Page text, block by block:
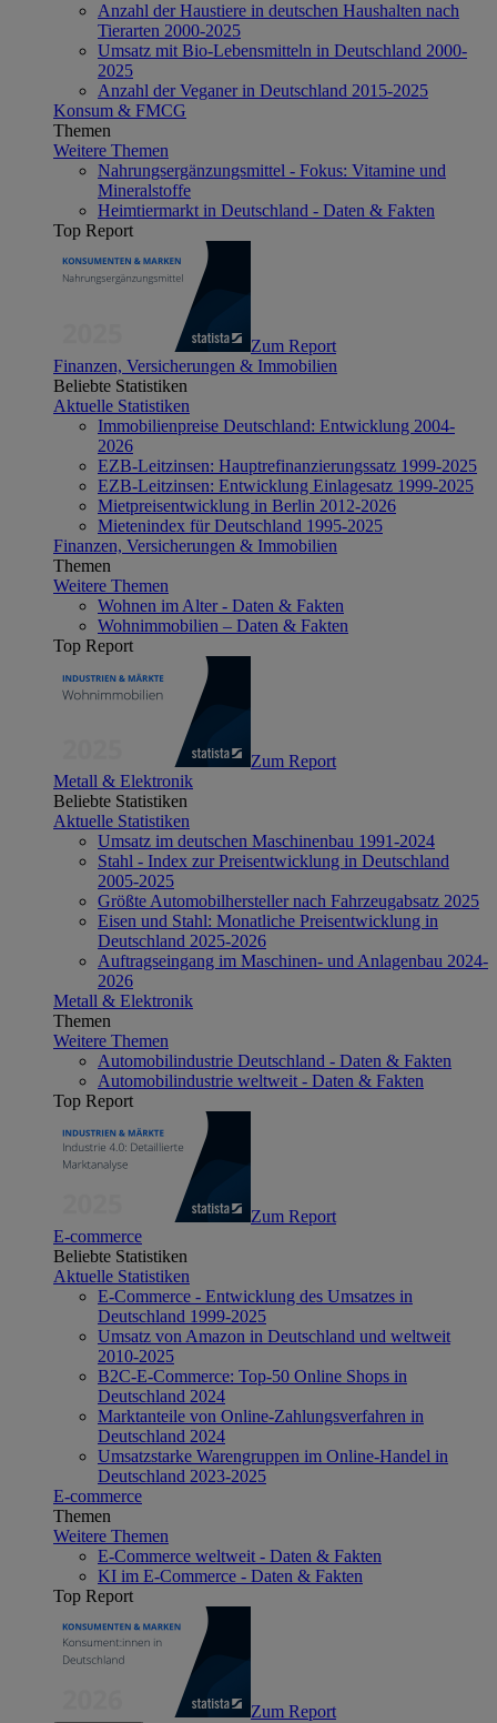
Anzahl der Haustiere in deutschen Haushalten nach
Tierarten 2000-2025
Umsatz mit Bio-Lebensmitteln in Deutschland 2000-
2025
Anzahl der Veganer in Deutschland 2015-2025
Konsum & FMCG
Themen
Weitere Themen
Nahrungsergänzungsmittel - Fokus: Vitamine und
Mineralstoffe
Heimtiermarkt in Deutschland - Daten & Fakten
Top Report
Zum Report
Finanzen, Versicherungen & Immobilien
Beliebte Statistiken
Aktuelle Statistiken
Immobilienpreise Deutschland: Entwicklung 2004-
2026
EZB-Leitzinsen: Hauptrefinanzierungssatz 1999-2025
EZB-Leitzinsen: Entwicklung Einlagesatz 1999-2025
Mietpreisentwicklung in Berlin 2012-2026
Mietenindex für Deutschland 1995-2025
Finanzen, Versicherungen & Immobilien
Themen
Weitere Themen
Wohnen im Alter - Daten & Fakten
Wohnimmobilien – Daten & Fakten
Top Report
Zum Report
Metall & Elektronik
Beliebte Statistiken
Aktuelle Statistiken
Umsatz im deutschen Maschinenbau 1991-2024
Stahl - Index zur Preisentwicklung in Deutschland
2005-2025
Größte Automobilhersteller nach Fahrzeugabsatz 2025
Eisen und Stahl: Monatliche Preisentwicklung in
Deutschland 2025-2026
Auftragseingang im Maschinen- und Anlagenbau 2024-
2026
Metall & Elektronik
Themen
Weitere Themen
Automobilindustrie Deutschland - Daten & Fakten
Automobilindustrie weltweit - Daten & Fakten
Top Report
Zum Report
E-commerce
Beliebte Statistiken
Aktuelle Statistiken
E-Commerce - Entwicklung des Umsatzes in
Deutschland 1999-2025
Umsatz von Amazon in Deutschland und weltweit
2010-2025
B2C-E-Commerce: Top-50 Online Shops in
Deutschland 2024
Marktanteile von Online-Zahlungsverfahren in
Deutschland 2024
Umsatzstarke Warengruppen im Online-Handel in
Deutschland 2023-2025
E-commerce
Themen
Weitere Themen
E-Commerce weltweit - Daten & Fakten
KI im E-Commerce - Daten & Fakten
Top Report
Zum Report